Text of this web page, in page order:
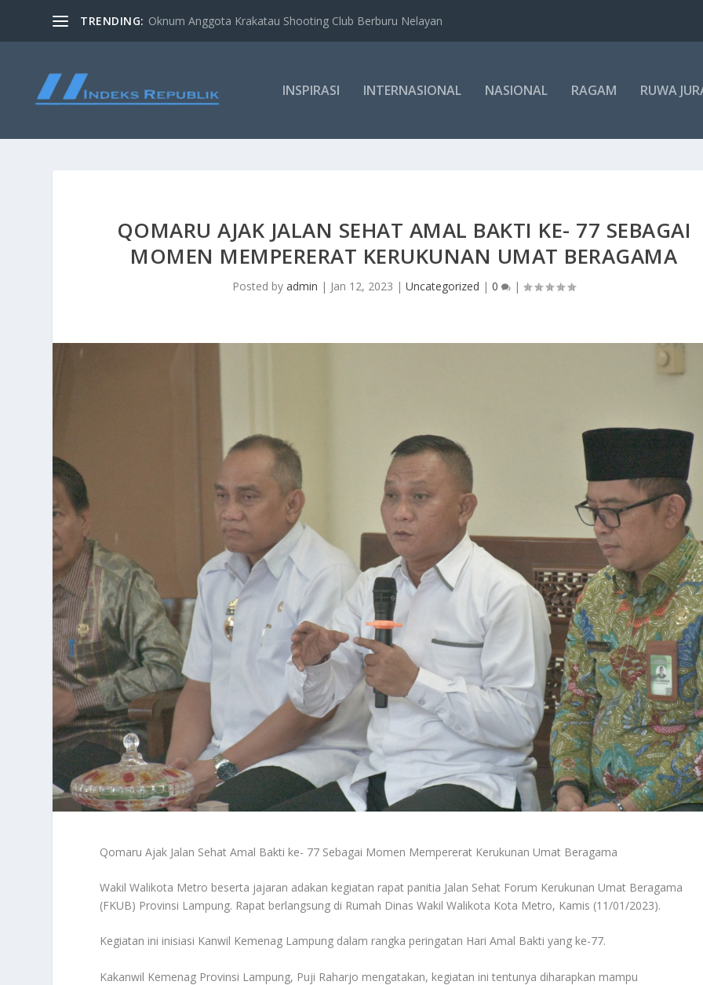
TRENDING: Oknum Anggota Krakatau Shooting Club Berburu Nelayan
INSPIRASI INTERNASIONAL NASIONAL RAGAM RUWA
QOMARU AJAK JALAN SEHAT AMAL BAKTI KE- 77 SEBAGAI
MOMEN MEMPERERAT KERUKUNAN UMAT BERAGAMA
Posted byadmin | Jan 12, 2023 |Uncategorized |0 |
Qomaru Ajak Jalan Sehat Amal Bakti ke- 77 Sebagai Momen Mempererat Kerukunan Umat Beragama
Wakil Walikota Metro beserta jajaran adakan kegiatan rapat panitia Jalan Sehat Forum Kerukunan Umat Beragama
(FKUB) Provinsi Lampung. Rapat berlangsung di Rumah Dinas Wakil Walikota Kota Metro, Kamis (11/01/2023).
Kegiatan ini inisiasi Kanwil Kemenag Lampung dalam rangka peringatan Hari Amal Bakti yang ke-77.
Kakanwil Kemenag Provinsi Lampung, Puji Raharjo mengatakan, kegiatan ini tentunya diharapkan mampu